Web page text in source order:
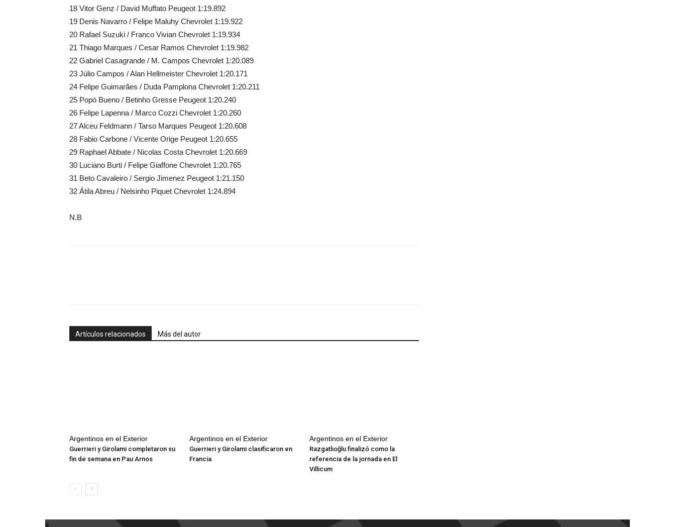
18 Vitor Genz / David Muffato Peugeot 1:19.892
19 Denis Navarro / Felipe Maluhy Chevrolet 1:19.922
20 Rafael Suzuki / Franco Vivian Chevrolet 1:19.934
21 Thiago Marques / Cesar Ramos Chevrolet 1:19.982
22 Gabriel Casagrande / M. Campos Chevrolet 1:20.089
23 Júlio Campos / Alan Hellmeister Chevrolet 1:20.171
24 Felipe Guimarães / Duda Pamplona Chevrolet 1:20.211
25 Popó Bueno / Betinho Gresse Peugeot 1:20.240
26 Felipe Lapenna / Marco Cozzi Chevrolet 1:20.260
27 Alceu Feldmann / Tarso Marques Peugeot 1:20.608
28 Fabio Carbone / Vicente Orige Peugeot 1:20.655
29 Raphael Abbate / Nicolas Costa Chevrolet 1:20.669
30 Luciano Burti / Felipe Giaffone Chevrolet 1:20.765
31 Beto Cavaleiro / Sergio Jimenez Peugeot 1:21.150
32 Átila Abreu / Nelsinho Piquet Chevrolet 1:24.894
N.B
Artículos relacionados Más del autor
Argentinos en el Exterior
Guerrieri y Girolami completaron su
fin de semana en Pau Arnos
Argentinos en el Exterior
Guerrieri y Girolami clasificaron en
Francia
Argentinos en el Exterior
Razgatlıoğlu finalizó como la
referencia de la jornada en El
Villicum